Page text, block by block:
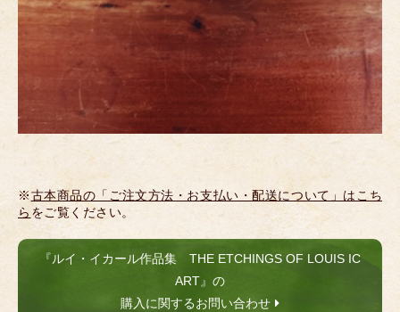
※古本商品の「ご注文方法・お支払い・配送について」はこち
ら をご覧ください。
『ルイ・イカール作品集 THE ETCHINGS OF LOUIS IC
ART』の
購入に関するお問い合わせ